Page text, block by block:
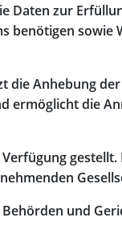
Daten zur
benötigen
die Anhebung
ermöglicht die
und